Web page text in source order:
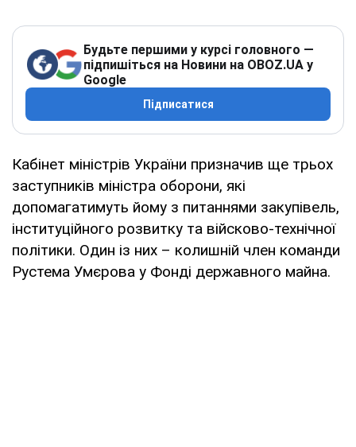
Будьте першими у курсі головного —
підпишіться на Новини на OBOZ.UA у
Google
Підписатися
Кабінет міністрів України призначив ще трьох
заступників міністра оборони, які
допомагатимуть йому з питаннями закупівель,
інституційного розвитку та війсково-технічної
політики. Один із них – колишній член команди
Рустема Умєрова у Фонді державного майна.